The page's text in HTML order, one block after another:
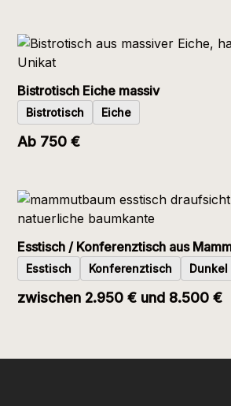
Bistrotisch Eiche massiv
Bistrotisch Eiche
Ab 750 €
Esstisch / Konferenztisch aus
Esstisch Konferenztisch
zwischen 2.950 € und 8.500 €